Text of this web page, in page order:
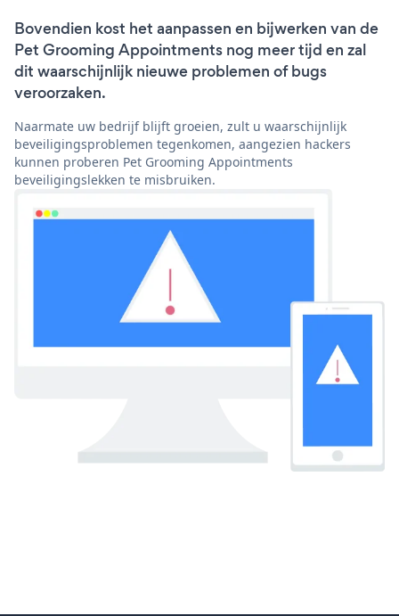
Bovendien kost het aanpassen en bijwerken van de
Pet Grooming Appointments nog meer tijd en zal
dit waarschijnlijk nieuwe problemen of bugs
veroorzaken.
Naarmate uw bedrijf blijft groeien, zult u waarschijnlijk
beveiligingsproblemen tegenkomen, aangezien hackers
kunnen proberen Pet Grooming Appointments
beveiligingslekken te misbruiken.